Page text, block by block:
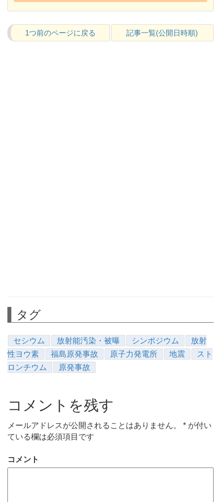
1つ前のページに戻る 記事一覧(公開日時順)
タグ
セシウム 放射能汚染・被曝 シンポジウム
放射
性ヨウ素
福島原発事故 原子力発電所 地震
スト
ロンチウム
原発事故
コメントを残す
メールアドレスが公開されることはありません。 * が付い
ている欄は必須項目です
コメント